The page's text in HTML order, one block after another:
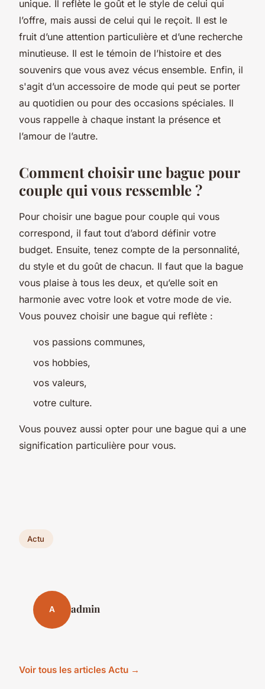
unique. Il reflète le goût et le style de celui qui
l’offre, mais aussi de celui qui le reçoit. Il est le
fruit d’une attention particulière et d’une recherche
minutieuse. Il est le témoin de l’histoire et des
souvenirs que vous avez vécus ensemble. Enfin, il
s'agit d’un accessoire de mode qui peut se porter
au quotidien ou pour des occasions spéciales. Il
vous rappelle à chaque instant la présence et
l’amour de l’autre.
Comment choisir une bague pour
couple qui vous ressemble ?
Pour choisir une bague pour couple qui vous
correspond, il faut tout d’abord définir votre
budget. Ensuite, tenez compte de la personnalité,
du style et du goût de chacun. Il faut que la bague
vous plaise à tous les deux, et qu’elle soit en
harmonie avec votre look et votre mode de vie.
Vous pouvez choisir une bague qui reflète :
vos passions communes,
vos hobbies,
vos valeurs,
votre culture.
Vous pouvez aussi opter pour une bague qui a une
signification particulière pour vous.
Actu
A admin
Voir tous les articles Actu →